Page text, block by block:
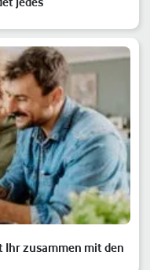
Ihr zusammen mit den